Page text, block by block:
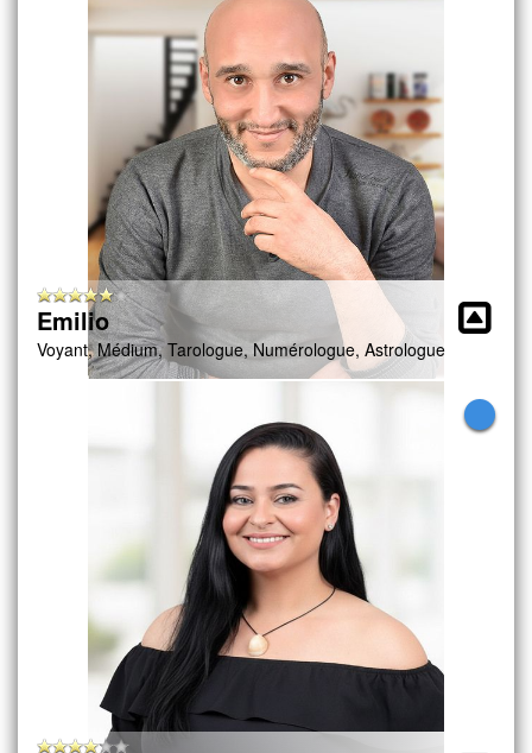
Emilio
Voyant, Médium, Tarologue, Numérologue, Astrologue